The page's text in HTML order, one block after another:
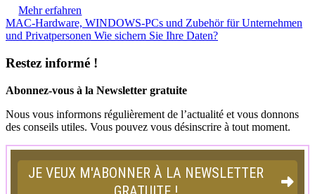
Mehr erfahren
MAC-Hardware, WINDOWS-PCs und Zubehör für Unternehmen
und Privatpersonen Wie sichern Sie Ihre Daten?
Restez informé !
Abonnez-vous à la Newsletter gratuite
Nous vous informons régulièrement de l’actualité et vous donnons
des conseils utiles. Vous pouvez vous désinscrire à tout moment.